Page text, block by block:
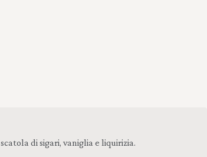
di sigari, vaniglia e liquirizia.